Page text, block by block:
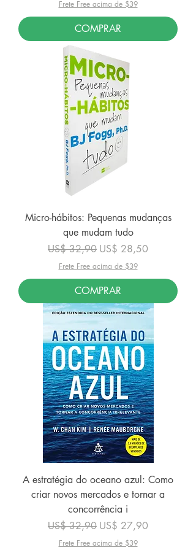
Frete Free acima de $39
COMPRAR
Micro-hábitos: Pequenas mudanças
que mudam tudo
Preço normal
US$ 32,90 Preço promocional
US$ 28,50
Frete Free acima de $39
COMPRAR
A estratégia do oceano azul: Como
criar novos mercados e tornar a
concorrência i
Preço normal
US$ 32,90 Preço promocional
US$ 27,90
Frete Free acima de $39